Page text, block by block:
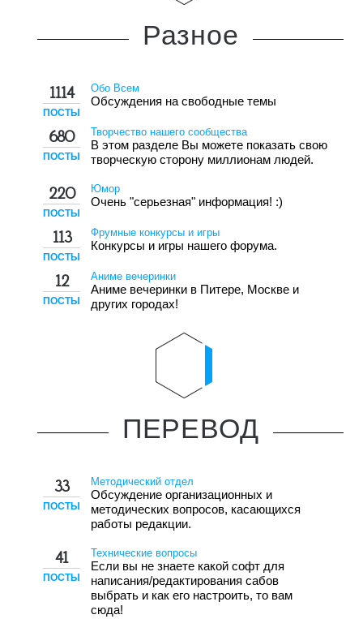
Разное
1114
ПОСТЫ
Обо Всем
Обсуждения на свободные темы
680
ПОСТЫ
Творчество нашего сообщества
В этом разделе Вы можете показать свою
творческую сторону миллионам людей.
220
ПОСТЫ
Юмор
Очень "серьезная" информация! :)
113
ПОСТЫ
Фрумные конкурсы и игры
Конкурсы и игры нашего форума.
12
ПОСТЫ
Аниме вечеринки
Аниме вечеринки в Питере, Москве и
других городах!
ПЕРЕВОД
33
ПОСТЫ
Методический отдел
Обсуждение организационных и
методических вопросов, касающихся
работы редакции.
41
ПОСТЫ
Технические вопросы
Если вы не знаете какой софт для
написания/редактирования сабов
выбрать и как его настроить, то вам
сюда!